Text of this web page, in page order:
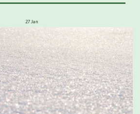
27 Jan